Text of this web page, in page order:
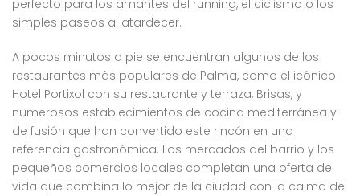
perfecto para los amantes del running, el ciclismo o los
simples paseos al atardecer.
A pocos minutos a pie se encuentran algunos de los
restaurantes más populares de Palma, como el icónico
Hotel Portixol con su restaurante y terraza, Brisas, y
numerosos establecimientos de cocina mediterránea y
de fusión que han convertido este rincón en una
referencia gastronómica. Los mercados del barrio y los
pequeños comercios locales completan una oferta de
vida que combina lo mejor de la ciudad con la calma del